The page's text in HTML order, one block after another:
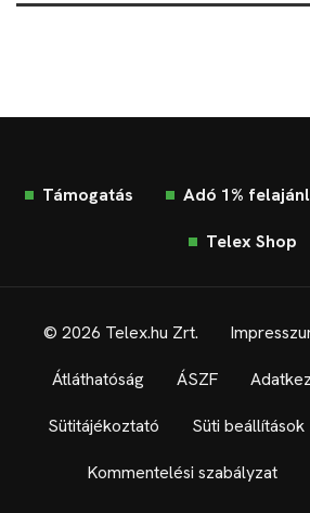
Támogatás Adó 1%
Telex Shop
© 2026 Telex.hu Zrt.
Átláthatóság ÁSZF
Sütitájékoztató Süti beállítások
Kommentelési szabályzat